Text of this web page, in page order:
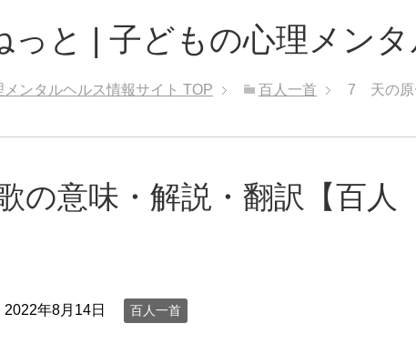
っと | 子どもの心理メン
ンタルヘルス情報サイト TOP 百人一首 7 天の原
意味・解説・翻訳【百人
2022年8月14日 百人一首